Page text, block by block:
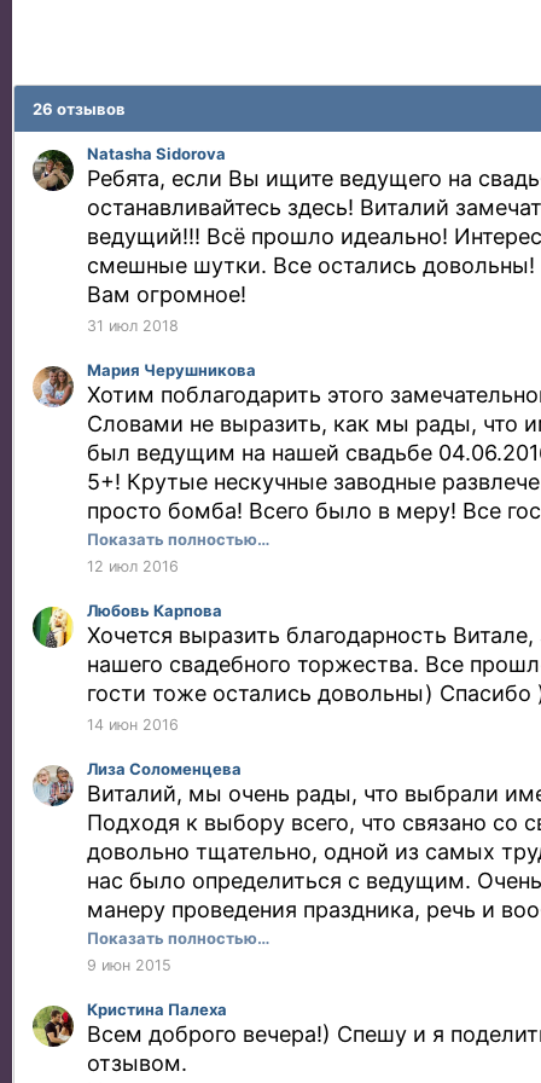
26 отзывов
Natasha Sidorova
Ребята, если Вы ищите ведущего на
останавливайтесь здесь! Виталий
ведущий!!! Всё прошло идеально!
смешные шутки. Все остались довольны!
Вам огромное!
31 июл 2018
Мария Черушникова
Хотим поблагодарить этого
Словами не выразить, как мы рады, что
был ведущим на нашей свадьбе
5+! Крутые нескучные заводные
просто бомба! Всего было в меру! Все
восторге! Виталий, спасибо большое за
праздник :) Мы запомним это торжество
Показать полностью…
12 июл 2016
Любовь Карпова
Хочется выразить благодарность
нашего свадебного торжества. Все
гости тоже остались довольны) Спасибо
14 июн 2016
Лиза Соломенцева
Виталий, мы очень рады, что выбрали
Подходя к выбору всего, что связано со
довольно тщательно, одной из самых
нас было определиться с ведущим.
манеру проведения праздника, речь и
только по фото. После первой встречи с
сразу поняли, что хотели бы работать с
множеством интересных идей! Все
полочкам..как будет проходить свадьба,
Показать полностью…
9 июн 2015
Кристина Палеха
Всем доброго вечера!) Спешу и я
отзывом.